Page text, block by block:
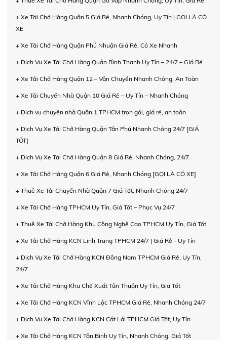
+ Xe Tải Chở Hàng Quận 5 Giá Rẻ, Nhanh Chóng, Uy Tín | GỌI LÀ CÓ
XE
+ Xe Tải Chở Hàng Quận Phú Nhuận Giá Rẻ, Có Xe Nhanh
+ Dịch Vụ Xe Tải Chở Hàng Quận Bình Thạnh Uy Tín – 24/7 – Giá Rẻ
+ Xe Tải Chở Hàng Quận 12 – Vận Chuyển Nhanh Chóng, An Toàn
+ Xe Tải Chuyển Nhà Quận 10 Giá Rẻ – Uy Tín – Nhanh Chóng
+ Dịch vụ chuyển nhà Quận 1 TPHCM trọn gói, giá rẻ, an toàn
+ Dịch Vụ Xe Tải Chở Hàng Quận Tân Phú Nhanh Chóng 24/7 [GIÁ
TỐT]
+ Dịch Vụ Xe Tải Chở Hàng Quận 8 Giá Rẻ, Nhanh Chóng, 24/7
+ Xe Tải Chở Hàng Quận 6 Giá Rẻ, Nhanh Chóng [GỌI LÀ CÓ XE]
+ Thuê Xe Tải Chuyển Nhà Quận 7 Giá Tốt, Nhanh Chóng 24/7
+ Xe Tải Chở Hàng TPHCM Uy Tín, Giá Tốt – Phục Vụ 24/7
+ Thuê Xe Tải Chở Hàng Khu Công Nghệ Cao TPHCM Uy Tín, Giá Tốt
+ Xe Tải Chở Hàng KCN Linh Trung TPHCM 24/7 | Giá Rẻ - Uy Tín
+ Dịch Vụ Xe Tải Chở Hàng KCN Đông Nam TPHCM Giá Rẻ, Uy Tín,
24/7
+ Xe Tải Chở Hàng Khu Chế Xuất Tân Thuận Uy Tín, Giá Tốt
+ Xe Tải Chở Hàng KCN Vĩnh Lộc TPHCM Giá Rẻ, Nhanh Chóng 24/7
+ Dịch Vụ Xe Tải Chở Hàng KCN Cát Lái TPHCM Giá Tốt, Uy Tín
+ Xe Tải Chở Hàng KCN Tân Bình Uy Tín, Nhanh Chóng, Giá Tốt